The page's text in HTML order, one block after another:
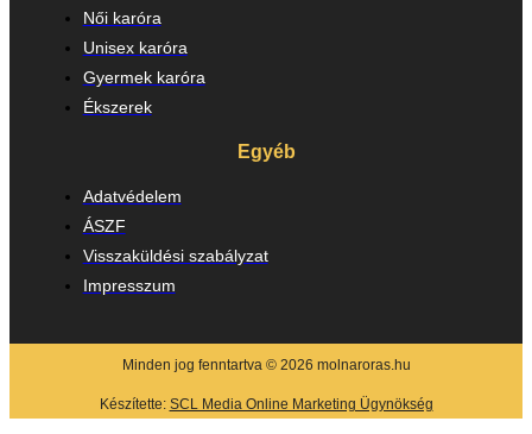
Női karóra
Unisex karóra
Gyermek karóra
Ékszerek
Egyéb
Adatvédelem
ÁSZF
Visszaküldési szabályzat
Impresszum
Minden jog fenntartva © 2026 molnaroras.hu
Készítette: SCL Media Online Marketing Ügynökség